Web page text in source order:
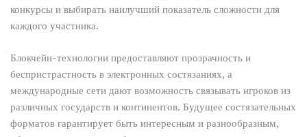
конкурсы и выбирать наилучший показатель сложности для
каждого участника.
Блокчейн-технологии предоставляют прозрачность и
беспристрастность в электронных состязаниях, а
международные сети дают возможность связывать игроков из
различных государств и континентов. Будущее состязательных
форматов гарантирует быть интересным и разнообразным,